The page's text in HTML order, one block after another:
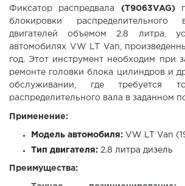
Фиксатор распредвала (T9063VAG)
блокировки распределительного
двигателей объемом 2.8 литра,
автомобилях VW LT Van,
год. Этот инструмент необходим при
ремонте головки блока цилиндров и
обслуживании, где требуется
распределительного вала в заданном
Применение:
Модель автомобиля: VW LT Van
Тип двигателя: 2.8 литра дизель
Преимущества: